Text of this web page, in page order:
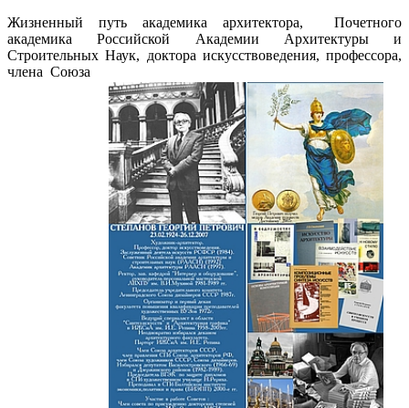
Жизненный путь академика архитектора, Почетного
академика Российской Академии Архитектуры и
Строительных Наук, доктора искусствоведения, профессора,
члена Союза